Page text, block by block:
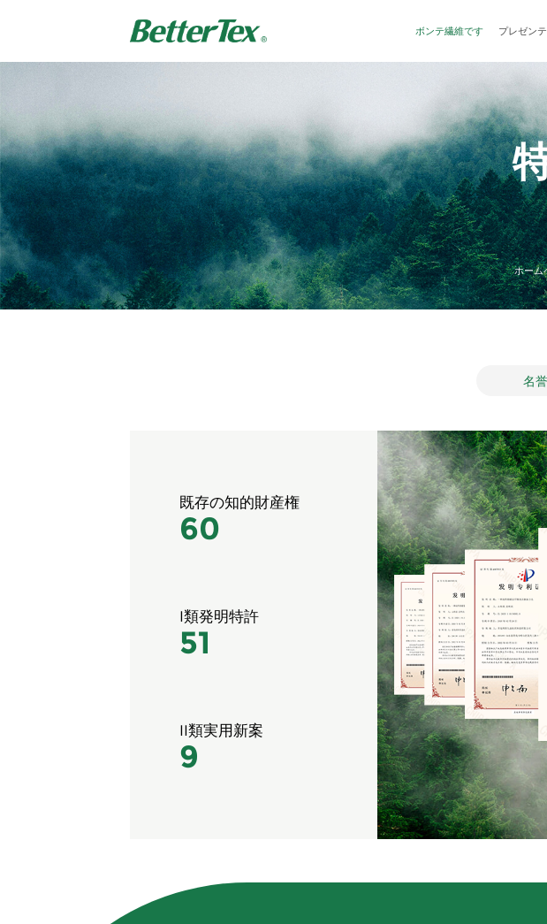
ボンテ繊維です プレゼン
ホーム
名誉
既存の知的財産権
60
I類発明特許
51
II類実用新案
9